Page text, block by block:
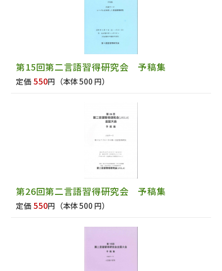
第15回第二言語習得研究会 予稿集
定価 550円 （本体 500 円）
第26回第二言語習得研究会 予稿集
定価 550円 （本体 500 円）